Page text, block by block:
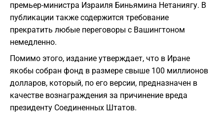
премьер-министра Израиля Биньямина Нетаниягу. В
публикации также содержится требование
прекратить любые переговоры с Вашингтоном
немедленно.
Помимо этого, издание утверждает, что в Иране
якобы собран фонд в размере свыше 100 миллионов
долларов, который, по его версии, предназначен в
качестве вознаграждения за причинение вреда
президенту Соединенных Штатов.